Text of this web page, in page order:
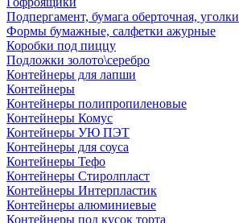
Подпергамент, бумага оберточная, уголки
Формы бумажные, салфетки ажурные
Коробки под пиццу
Подложки золото\серебро
Контейнеры для лапши
Контейнеры
Контейнеры полипропиленовые
Контейнеры Комус
Контейнеры УЮ ПЭТ
Контейнеры для соуса
Контейнеры Тефо
Контейнеры Стиролпласт
Контейнеры Интерпластик
Контейнеры алюминиевые
Контейнеры под кусок торта